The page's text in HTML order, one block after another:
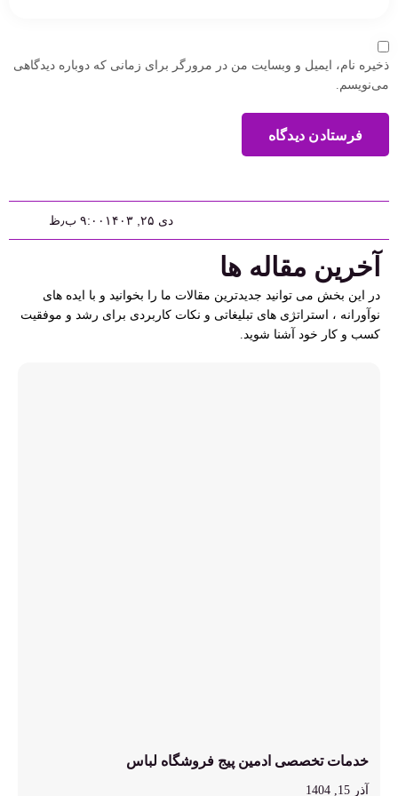
ذخیره نام، ایمیل و وبسایت من در مرورگر برای زمانی که دوباره دیدگاهی
می‌نویسم.
فرستادن دیدگاه
دی ۲۵, ۱۴۰۳ ۹:۰۰ ب٫ظ
آخرین مقاله ها
در این بخش می توانید جدیدترین مقالات ما را بخوانید و با ایده های
نوآورانه ، استراتژی های تبلیغاتی و نکات کاربردی برای رشد و موفقیت
کسب و کار خود آشنا شوید.
خدمات تخصصی ادمین پیج فروشگاه لباس
آذر 15, 1404